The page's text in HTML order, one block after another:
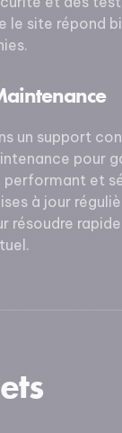
le site répond
un support
pour
et
à jour
résoudre